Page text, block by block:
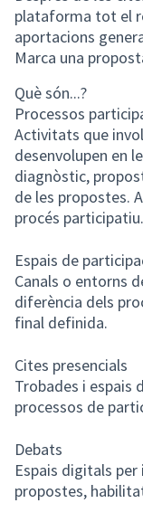
plataforma tot el
aportacions
Marca una
Què són...?
Processos
Activitats que
desenvolupen en
diagnòstic,
de les propostes.
procés participatiu.
Espais de
Canals o entorns
diferència dels
final definida.
Cites presencials
Trobades i espais
processos de
Debats
Espais digitals
propostes,